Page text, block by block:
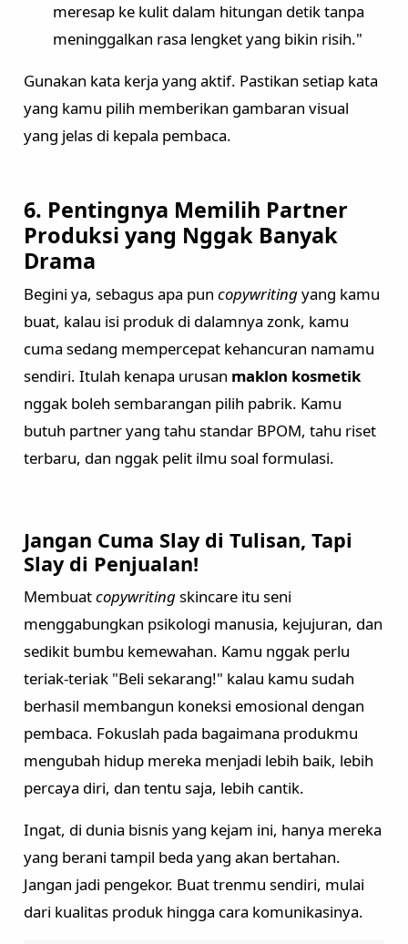
meresap ke kulit dalam hitungan detik tanpa
meninggalkan rasa lengket yang bikin risih."
Gunakan kata kerja yang aktif. Pastikan setiap kata
yang kamu pilih memberikan gambaran visual
yang jelas di kepala pembaca.
6. Pentingnya Memilih Partner
Produksi yang Nggak Banyak
Drama
Begini ya, sebagus apa pun copywritingyang kamu
buat, kalau isi produk di dalamnya zonk, kamu
cuma sedang mempercepat kehancuran namamu
sendiri. Itulah kenapa urusan maklon kosmetik
nggak boleh sembarangan pilih pabrik. Kamu
butuh partner yang tahu standar BPOM, tahu riset
terbaru, dan nggak pelit ilmu soal formulasi.
Jangan Cuma Slay di Tulisan, Tapi
Slay di Penjualan!
Membuatcopywritingskincare itu seni
menggabungkan psikologi manusia, kejujuran, dan
sedikit bumbu kemewahan. Kamu nggak perlu
teriak-teriak "Beli sekarang!" kalau kamu sudah
berhasil membangun koneksi emosional dengan
pembaca. Fokuslah pada bagaimana produkmu
mengubah hidup mereka menjadi lebih baik, lebih
percaya diri, dan tentu saja, lebih cantik.
Ingat, di dunia bisnis yang kejam ini, hanya mereka
yang berani tampil beda yang akan bertahan.
Jangan jadi pengekor. Buat trenmu sendiri, mulai
dari kualitas produk hingga cara komunikasinya.